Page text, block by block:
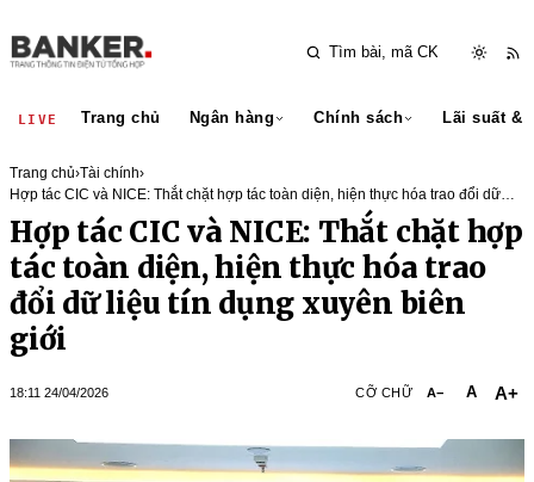
LIVE Trang chủ Ngân hàng Chính sách Lãi suất &
Trang chủ›Tài chính›
Hợp tác CIC và NICE: Thắt chặt hợp tác toàn diện, hiện thực hóa trao đổi dữ
liệu tín dụng xuyên biên giới
Hợp tác CIC và NICE: Thắt chặt hợp
tác toàn diện, hiện thực hóa trao
đổi dữ liệu tín dụng xuyên biên
giới
18:11 24/04/2026 CỠ CHỮ A− A A+